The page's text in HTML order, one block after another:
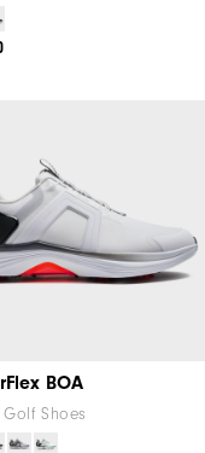
BOA
Shoes